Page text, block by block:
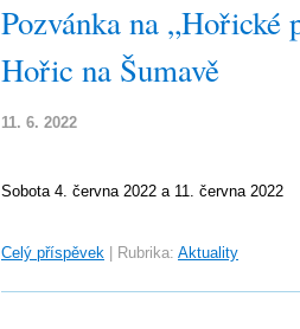
Pozvánka na „Hořické
Hořic na Šumavě
11. 6. 2022
Sobota 4. června 2022 a 11. června 2022
Celý příspěvek Rubrika: Aktuality